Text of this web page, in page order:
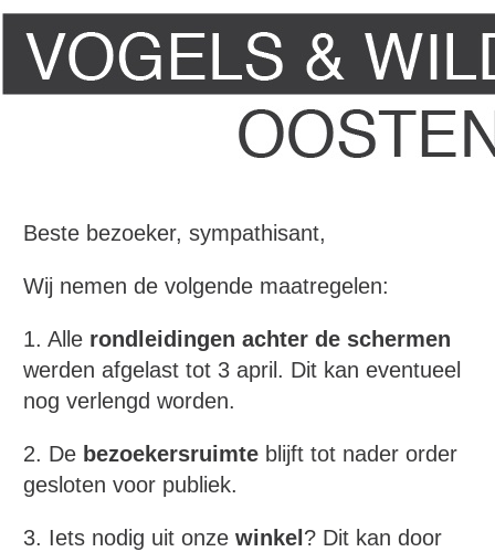
Beste bezoeker, sympathisant,
Wij nemen de volgende maatregelen:
1. Alle rondleidingen achter de schermen
werden afgelast tot 3 april. Dit kan eventueel
nog verlengd worden.
2. De bezoekersruimte blijft tot nader order
gesloten voor publiek.
3. Iets nodig uit onze winkel ? Dit kan door